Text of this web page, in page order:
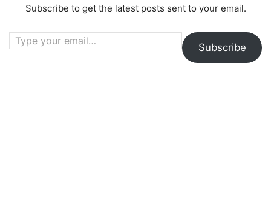
Subscribe to get the latest posts sent to your email.
Type your email…
Subscribe